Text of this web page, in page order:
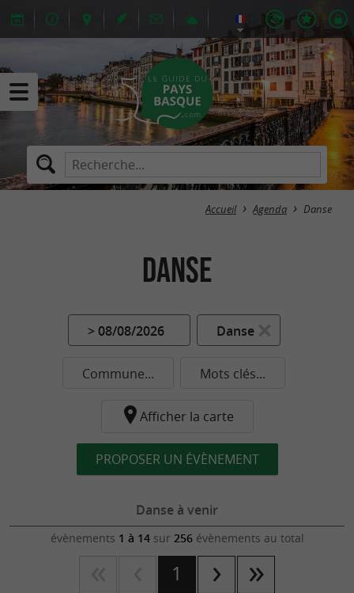
Accueil Agenda Danse
Danse
> 08/08/2026 Danse
Commune... Mots clés...
Afficher la carte
PROPOSER UN ÉVÈNEMENT
Danse à venir
évènements 1 à 14sur 256évènements au total
1